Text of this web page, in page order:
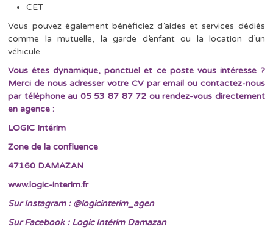
CET
Vous pouvez également bénéficiez d’aides et services dédiés
comme la mutuelle, la garde d’enfant ou la location d’un
véhicule.
Vous êtes dynamique, ponctuel et ce poste vous intéresse ?
Merci de nous adresser votre CV par email ou contactez-nous
par téléphone au 05 53 87 87 72 ou rendez-vous directement
en agence :
LOGIC Intérim
Zone de la confluence
47160 DAMAZAN
www.logic-interim.fr
Sur Instagram : @logicinterim_agen
Sur Facebook : Logic Intérim Damazan